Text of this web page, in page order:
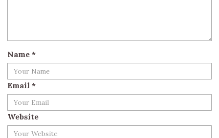
Name *
Email *
Website